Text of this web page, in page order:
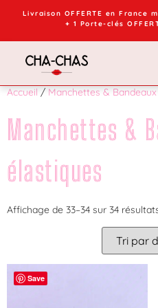
Livraison OFFERTE en France
+ 1 Porte-clés
Accueil / Manchettes &
Manchettes &
élastiques
Affichage de 33–34 sur 34
Save